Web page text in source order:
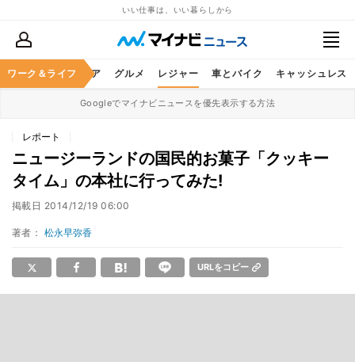
いい仕事は、いい暮らしから
ワーク＆ライフ
暮らし ヘルスケア グルメ レジャー 車とバイク キャッシュレス
Googleでマイナビニュースを優先表示する方法
レポート
ニュージーランドの国民的お菓子「クッキー
タイム」の本社に行ってみた!
掲載日 2014/12/19 06:00
著者： 松永早弥香
URLをコピー